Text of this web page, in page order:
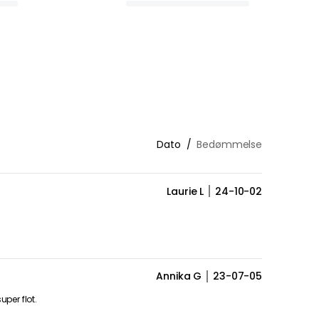
Dato Bedømmelse
Laurie L 24-10-02
Annika G 23-07-05
flot.